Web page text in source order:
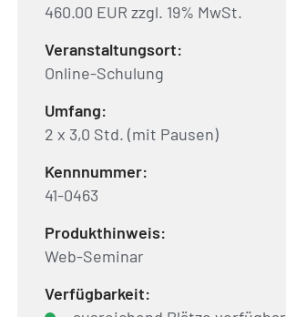
460.00 EUR zzgl. 19% MwSt.
Veranstaltungsort:
Online-Schulung
Umfang:
2 x 3,0 Std. (mit Pausen)
Kennnummer:
41-0463
Produkthinweis:
Web-Seminar
Verfügbarkeit: